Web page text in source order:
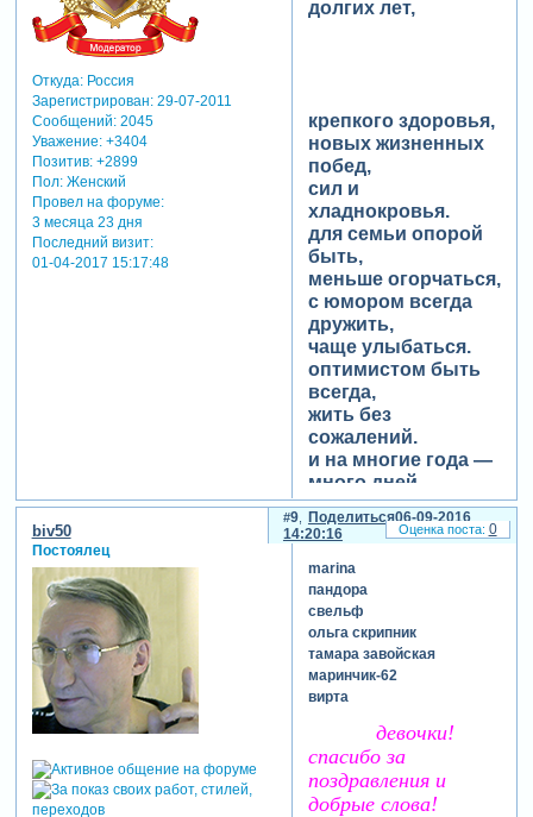
Откуда:Россия
Зарегистрирован: 29-07-2011
Сообщений:2045
Уважение: +3404
Позитив: +2899
Пол:Женский
Провел на форуме:
3 месяца 23 дня
Последний визит:
01-04-2017 15:17:48
долгих лет,
крепкого здоровья,
новых жизненных
побед,
сил и
хладнокровья.
для семьи опорой
быть,
меньше огорчаться,
с юмором всегда
дружить,
чаще улыбаться.
оптимистом быть
всегда,
жить без
сожалений.
и на многие года —
много дней
рождений!
Зарегистрируйтесь, чтобы
увидеть ссылки
Поделиться
9
06-09-2016
14:20:16
biv50
Постоялец
marina
пандора
свельф
ольга скрипник
тамара завойская
маринчик-62
вирта
девочки!
спасибо за
поздравления и
добрые слова!
0